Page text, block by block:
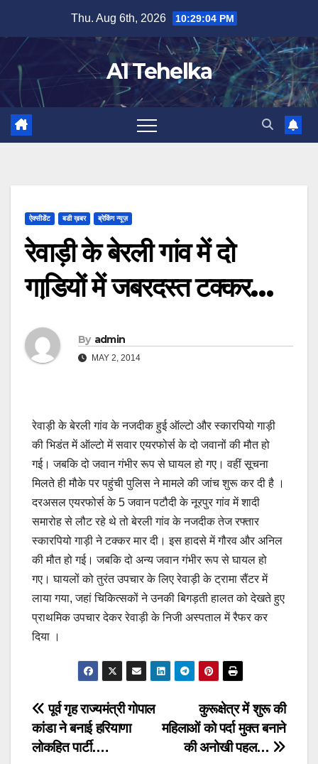
content
Thu. Aug 6th, 2026 10:29:04 PM
A1 Tehelka
ऐक्सीडेंट बडी ख़बर ब्रेकिंग न्यूज़
रेवाड़ी के बेरली गांव में दो
गाडि़यों में जबरदस्त टक्कर…
By admin
MAY 2, 2014
रेवाड़ी के बेरली गांव के नजदीक हुई ऑल्टो और स्कारपियो गाड़ी
की भिडंत में ऑल्टो में सवार एयरफोर्स के दो जवानों की मौत हो
गई। जबकि दो जवान गंभीर रूप से घायल हो गए। वहीं सूचना
मिलते ही मौके पर पहुंची पुलिस ने मामले की जांच शुरू कर दी है ।
दरअसल एयरफोर्स के 5 जवान पटौदी के नूरपुर गांव में शादी
समारोह से लौट रहे थे तो बेरली गांव के नजदीक तेज रफ्तार
स्कारपियो गाड़ी ने टक्कर मार दी। इस हादसे में गौरव और अनिल
की मौत हो गई। जबकि दो अन्य जवान गंभीर रूप से घायल हो
गए। घायलों को तुरंत उपचार के लिए रेवाड़ी के ट्रामा सैंटर में
लाया गया, जहां चिकित्सकों ने उनकी बिगड़ती हालत को देखते हुए
प्राथमिक उपचार देकर रेवाड़ी के निजी अस्पताल में रैफर कर
दिया ।
Post
navigation
कुरूक्षेत्र में शुरू की
महिलाओं को पर्दा मुक्त बनाने
की अनोखी पहल…
पूर्व गृह राज्यमंत्री गोपाल
कांडा ने बनाई हरियाणा
लोकहित पार्टी….